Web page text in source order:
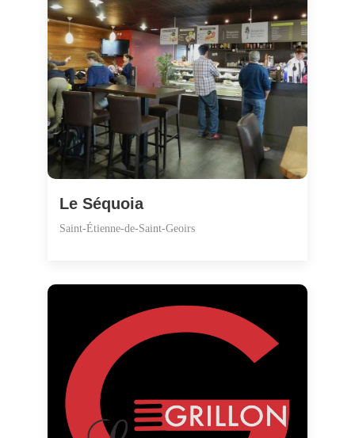
Le Séquoia
Saint-Étienne-de-Saint-Geoirs